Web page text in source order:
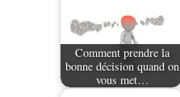
Comment prendre la
bonne décision quand on
vous met…